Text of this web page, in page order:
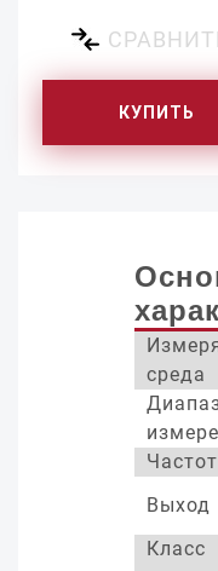
КУПИТЬ
среда
Выход
Класс